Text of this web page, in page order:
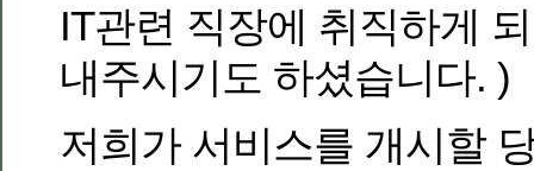
IT관련 직장에 취직하게
내주시기도 하셨습니다. )
저희가 서비스를 개시할